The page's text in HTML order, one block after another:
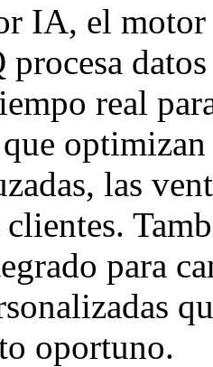
IA, el motor
real
las
para
oportuno.